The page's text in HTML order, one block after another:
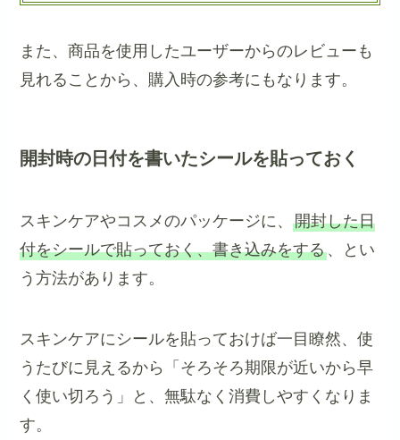
また、商品を使用したユーザーからのレビューも
見れることから、購入時の参考にもなります。
開封時の日付を書いたシールを貼っておく
スキンケアやコスメのパッケージに、開封した日
付をシールで貼っておく、書き込みをする、とい
う方法があります。
スキンケアにシールを貼っておけば一目瞭然、使
うたびに見えるから「そろそろ期限が近いから早
く使い切ろう」と、無駄なく消費しやすくなりま
す。